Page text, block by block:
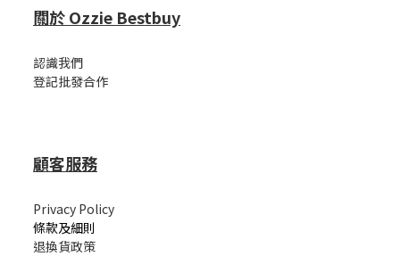
關於 Ozzie Bestbuy
認識我們
登記批發合作
顧客服務
Privacy Policy
條款及細則
退換貨政策